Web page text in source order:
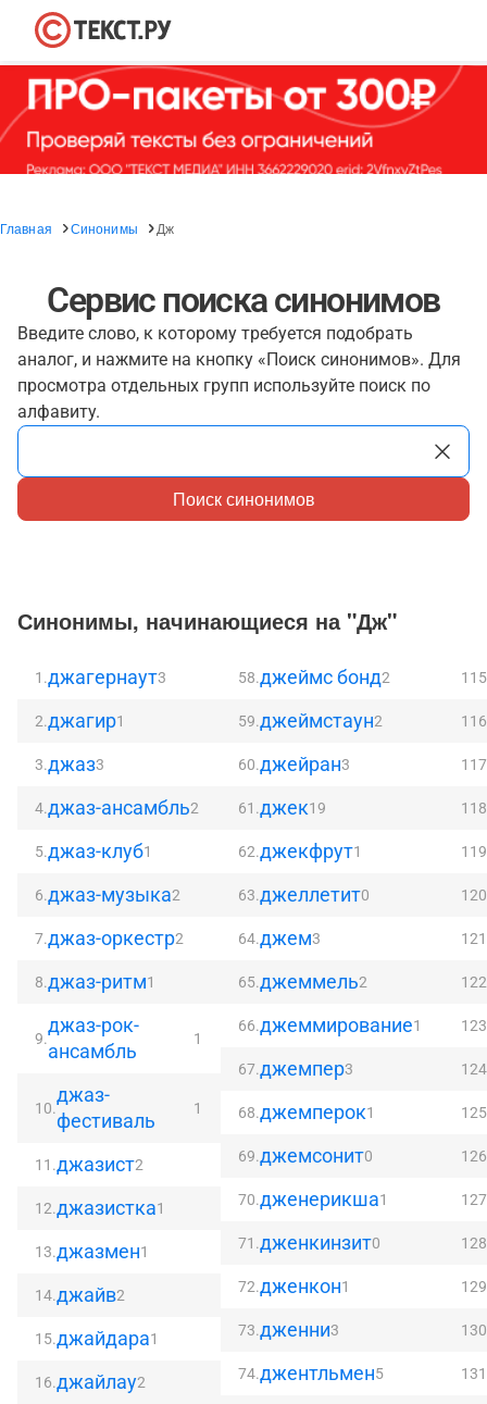
Главная Синонимы Дж
Сервис поиска синонимов
Введите слово, к которому требуется подобрать
аналог, и нажмите на кнопку «Поиск синонимов». Для
просмотра отдельных групп используйте поиск по
алфавиту.
Поиск синонимов
Синонимы, начинающиеся на "Дж"
1.джагернаут3
2.джагир1
3.джаз3
4.джаз-ансамбль2
5.джаз-клуб1
6.джаз-музыка2
7.джаз-оркестр2
8.джаз-ритм1
9.
джаз-рок-
ансамбль
1
10.
джаз-
фестиваль
1
11.джазист2
12.джазистка1
13.джазмен1
14.джайв2
15.джайдара1
16.джайлау2
58.джеймс бонд2
59.джеймстаун2
60.джейран3
61.джек19
62.джекфрут1
63.джеллетит0
64.джем3
65.джеммель2
66.джеммирование1
67.джемпер3
68.джемперок1
69.джемсонит0
70.дженерикша1
71.дженкинзит0
72.дженкон1
73.дженни3
74.джентльмен5